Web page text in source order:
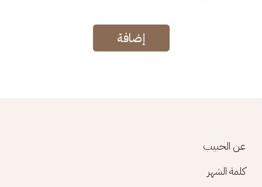
إضافة
Footer menu
عن الحبيب
كلمة الشهر